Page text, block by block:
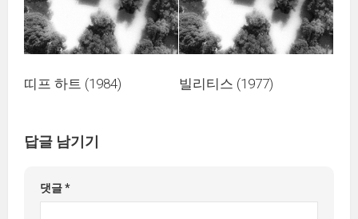
띠프 하트 (1984) 빌리티스 (1977)
답글 남기기
댓글*